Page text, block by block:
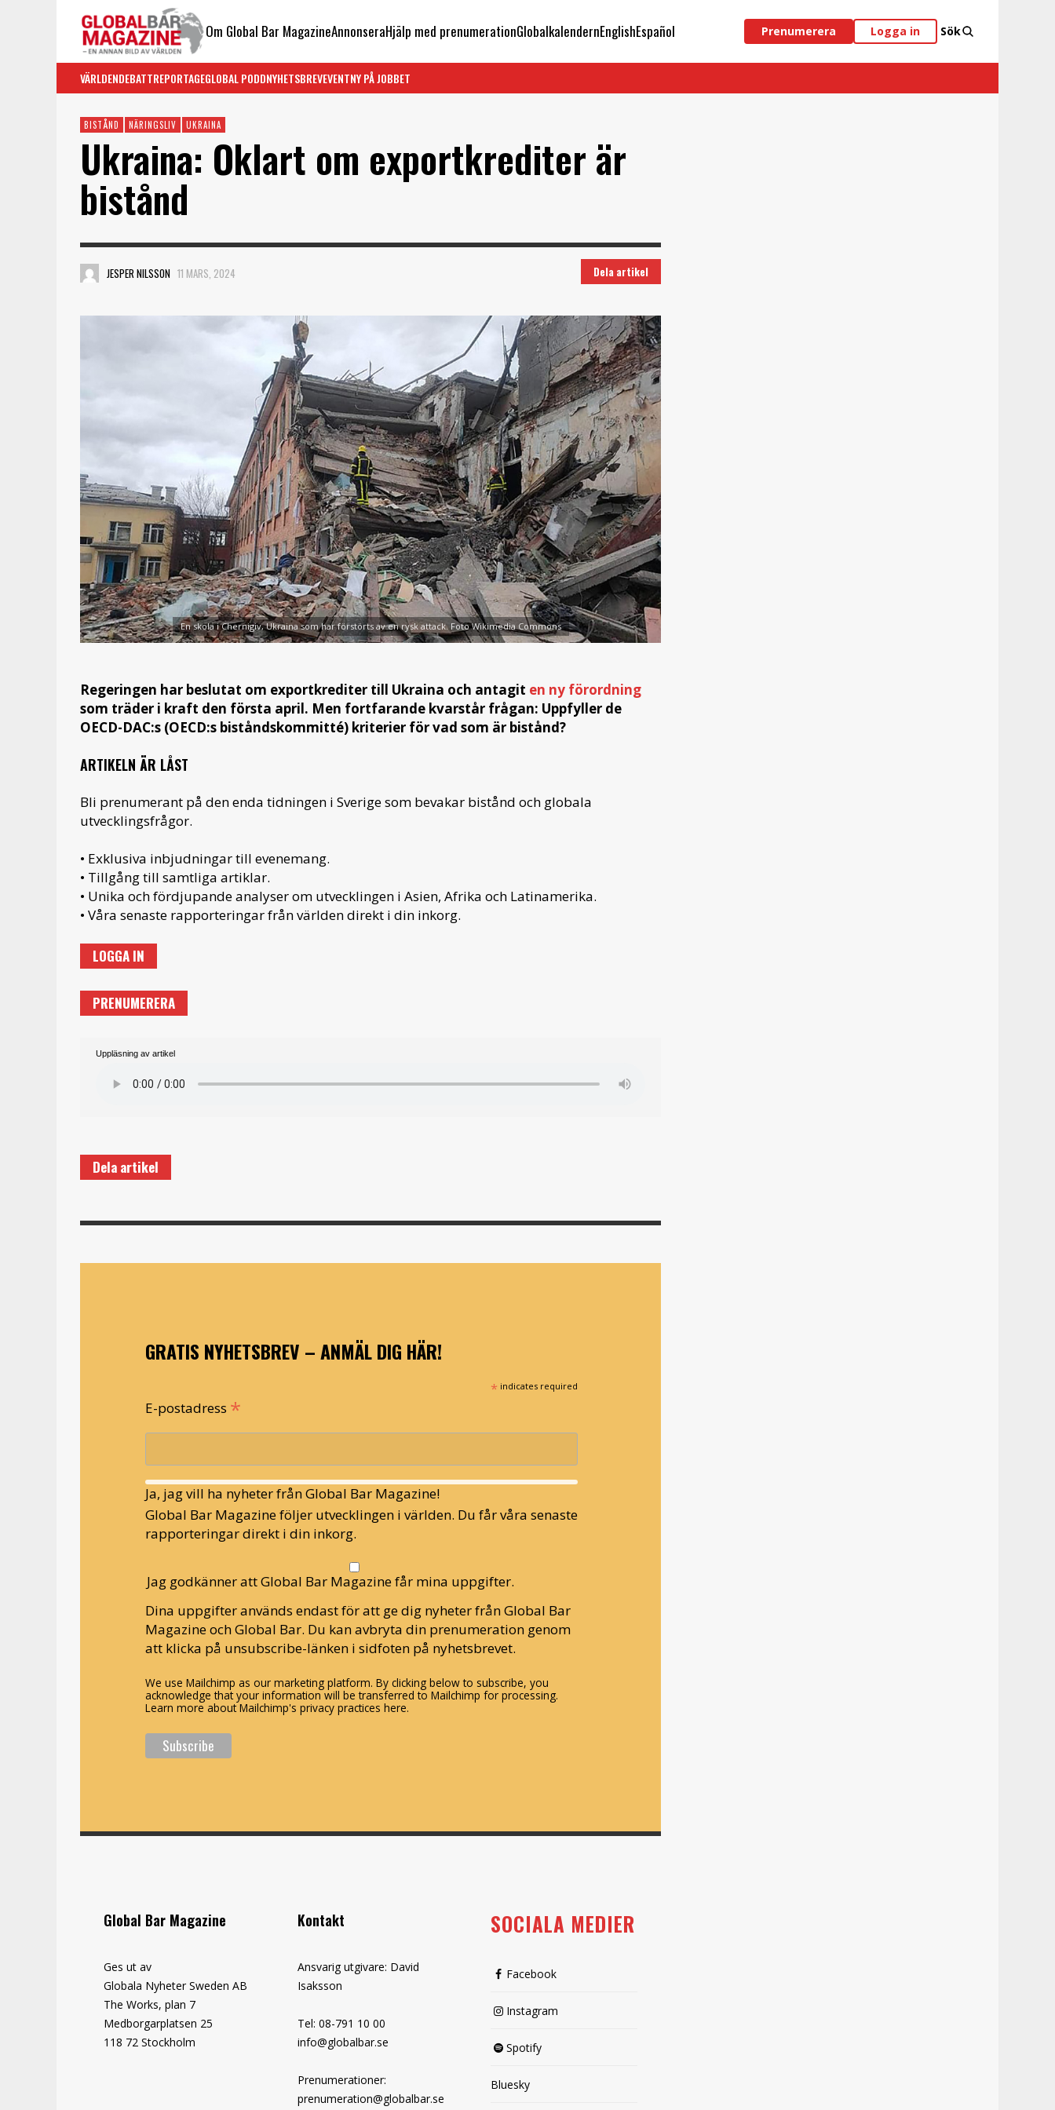
Om Global Bar MagazineAnnonseraHjälp med prenumerationGlobalkalendernEnglishEspañol Prenumerera Logga in Sök
VÄRLDENDEBATTREPORTAGEGLOBAL PODDNYHETSBREVEVENTNY PÅ JOBBET
BISTÅND NÄRINGSLIV UKRAINA
Ukraina: Oklart om exportkrediter är
bistånd
JESPER NILSSON 11 MARS, 2024 Dela artikel
En skola i Chernigiv, Ukraina som har förstörts av en rysk attack. Foto Wikimedia Commons
Regeringen har beslutat om exportkrediter till Ukraina och antagit en ny förordning
som träder i kraft den första april. Men fortfarande kvarstår frågan: Uppfyller de
OECD-DAC:s (OECD:s biståndskommitté) kriterier för vad som är bistånd?
ARTIKELN ÄR LÅST
Bli prenumerant på den enda tidningen i Sverige som bevakar bistånd och globala
utvecklingsfrågor.
• Exklusiva inbjudningar till evenemang.
• Tillgång till samtliga artiklar.
• Unika och fördjupande analyser om utvecklingen i Asien, Afrika och Latinamerika.
• Våra senaste rapporteringar från världen direkt i din inkorg.
LOGGA IN
PRENUMERERA
Uppläsning av artikel
Dela artikel
GRATIS NYHETSBREV – ANMÄL DIG HÄR!
* indicates required
E-postadress *
Ja, jag vill ha nyheter från Global Bar Magazine!
Global Bar Magazine följer utvecklingen i världen. Du får våra senaste
rapporteringar direkt i din inkorg.
Jag godkänner att Global Bar Magazine får mina uppgifter.
Dina uppgifter används endast för att ge dig nyheter från Global Bar
Magazine och Global Bar. Du kan avbryta din prenumeration genom
att klicka på unsubscribe-länken i sidfoten på nyhetsbrevet.
We use Mailchimp as our marketing platform. By clicking below to subscribe, you
acknowledge that your information will be transferred to Mailchimp for processing.
Learn more about Mailchimp's privacy practices here.
Global Bar Magazine
Ges ut av
Globala Nyheter Sweden AB
The Works, plan 7
Medborgarplatsen 25
118 72 Stockholm
Kontakt
Ansvarig utgivare: David
Isaksson
Tel: 08-791 10 00
info@globalbar.se
Prenumerationer:
prenumeration@globalbar.se
SOCIALA MEDIER
Facebook
Instagram
Spotify
Bluesky